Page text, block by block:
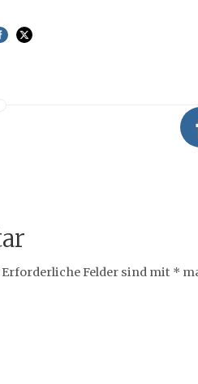
Erforderliche Felder sind mit *